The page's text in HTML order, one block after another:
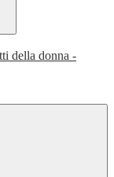
della donna -